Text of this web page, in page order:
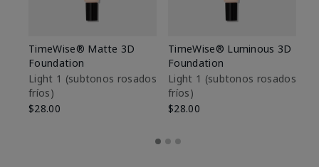
TimeWise® Matte 3D
Foundation
Light 1​ (subtonos rosados
fríos)
$28.00
TimeWise® Luminous 3D
Foundation
Light 1​ (subtonos rosados
fríos)
$28.00